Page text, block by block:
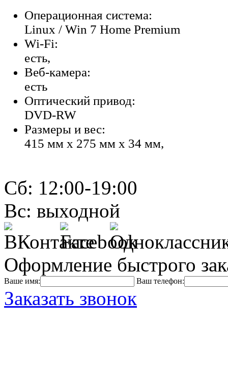
Операционная система:
Linux / Win 7 Home Premium
Wi-Fi:
есть,
Веб-камера:
есть
Оптический привод:
DVD-RW
Размеры и вес:
415 мм x 275 мм x 34 мм,
Сб: 12:00-19:00
Вс: выходной
Оформление быстрого
Ваше имя: Ваш телефон:
Заказать звонок